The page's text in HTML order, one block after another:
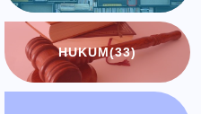
HUKUM(33)